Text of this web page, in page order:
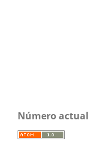
Número actual